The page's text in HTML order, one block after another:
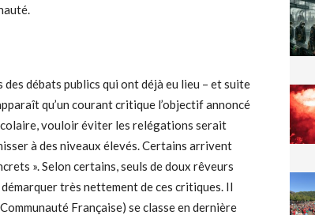
débats publics qui ont déjà eu lieu – et suite
qu’un courant critique l’objectif annoncé
vouloir éviter les relégations serait
à des niveaux élevés. Certains arrivent
». Selon certains, seuls de doux rêveurs
très nettement de ces critiques. Il
Française) se classe en dernière